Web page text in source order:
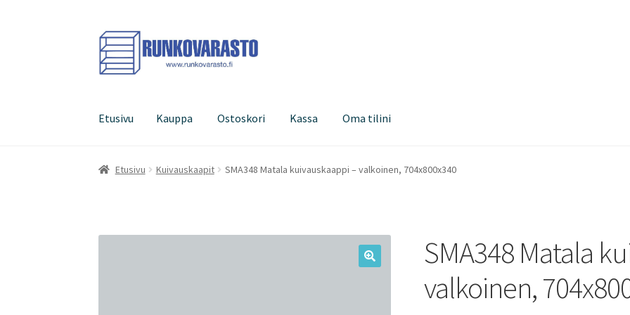
Siirry
navigointiin
Siirry
sisältöön
Etusivu Kauppa Ostoskori Kassa Oma tilini
Etusivu Kauppa Ostoskori Kassa Oma tilini
Etusivu Kuivauskaapit SMA348 Matala kuivauskaappi – valkoinen, 704x800x340
SMA348 Matala
valkoinen,